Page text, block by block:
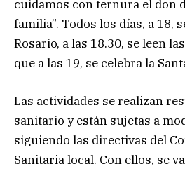
cuidamos con ternura el don
familia”. Todos los días, a 18,
Rosario, a las 18.30, se leen
que a las 19, se celebra la
Las actividades se realizan
sanitario y están sujetas a
siguiendo las directivas del
Sanitaria local. Con ellos, se